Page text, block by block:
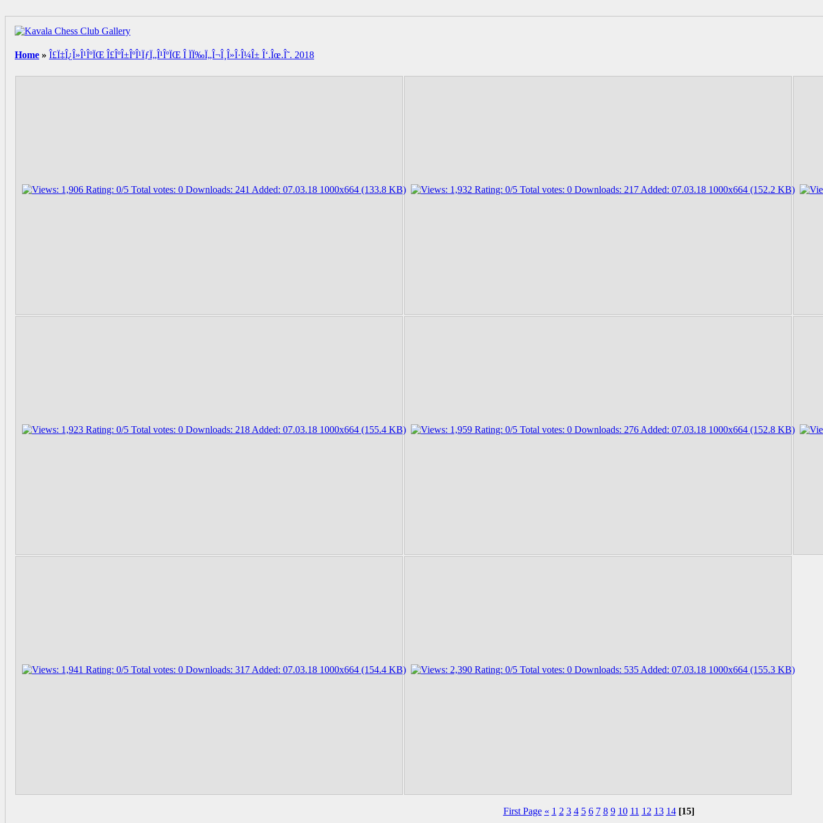
Home » Î£Ï‡Î¿Î»Î¹ÎºÏŒ Î£ÎºÎ±ÎºÎ¹ÏƒÏ„Î¹ÎºÏŒ Î ÏÏ‰Ï„Î¬Î¸Î»Î·Î¼Î± Î‘.Îœ.Î˜. 2018
First Page « 1 2 3 4 5 6 7 8 9 10 11 12 13 14 [15]